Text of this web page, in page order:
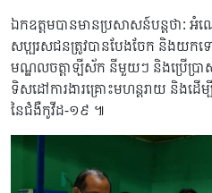
ឯកឧត្តមបានមានប្រសាសន៍បន្តថា
សប្បុរសជនត្រូវបានបែងចែក និងយកទ
មណ្ឌលចត្តាឡីស័ក នីមួយៗ និងប្រើប្រាស់
ទិសដៅការងារគ្រោះមហន្តរាយ និងដើ
នៃជំងឺកូវីដ-១៩ ៕